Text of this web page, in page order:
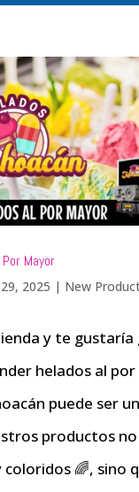
Mayor
2025 | New
y te gustaría
helados al
puede ser
productos
coloridos 🌈, sino